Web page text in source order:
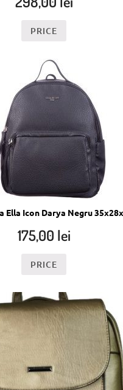
PRICE
Ella Icon Darya Negru
175,00 lei
PRICE